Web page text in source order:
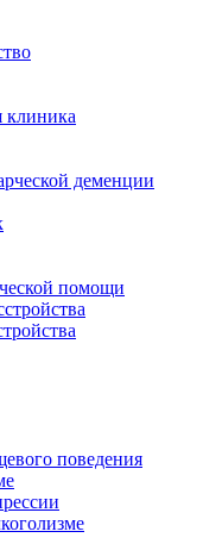
клиника
деменции
помощи
поведения